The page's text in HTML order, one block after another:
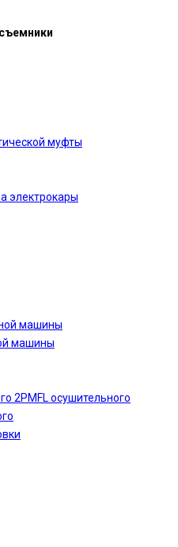
муфты
электрокары
машины
машины
2PMFL осушительного